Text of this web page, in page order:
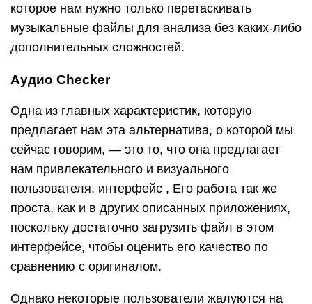
которое нам нужно только перетаскивать
музыкальные файлы для анализа без каких-либо
дополнительных сложностей.
Аудио Checker
Одна из главных характеристик, которую
предлагает нам эта альтернатива, о которой мы
сейчас говорим, — это то, что она предлагает
нам привлекательного и визуального
пользователя. интерфейс , Его работа так же
проста, как и в других описанных приложениях,
поскольку достаточно загрузить файл в этом
интерфейсе, чтобы оценить его качество по
сравнению с оригиналом.
Однако некоторые пользователи жалуются на